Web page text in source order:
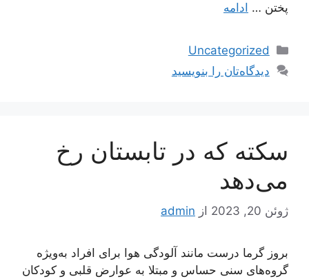
پختن … ادامه
دسته‌ها
Uncategorized
دیدگاه‌تان را بنویسید
سکته که در تابستان رخ
می‌دهد
ژوئن 20, 2023 از admin
بروز گرما درست مانند آلودگی هوا برای افراد به‌ویژه
گروه‌های سنی حساس و مبتلا به عوارض قلبی و کودکان